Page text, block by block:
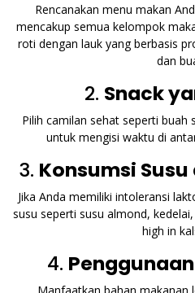
Rencanakan menu makan
mencakup semua kelompok
roti dengan lauk yang berbasis
dan
2. Snack
Pilih camilan sehat seperti buah
untuk mengisi waktu di
3. Konsumsi
Jika Anda memiliki intoleransi
susu seperti susu almond,
high in
4.